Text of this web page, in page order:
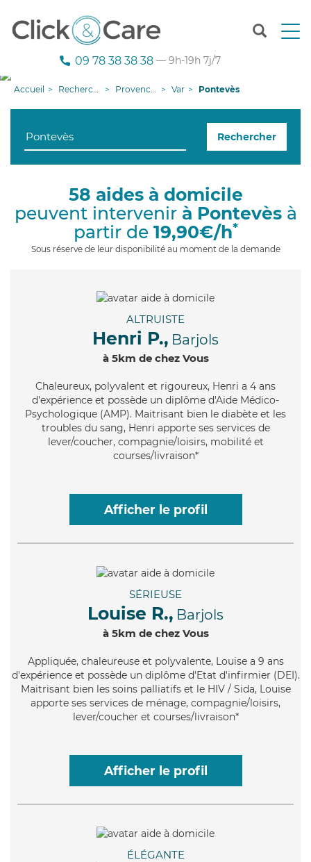
T
n
g
i
09 78 38 38 38 — 9h-19h 7j/7
Accueil Recherche aide à domicile Provence-Alpes-Côte d'Azur Var Pontevès
Rechercher
58 aides à domicile
peuvent intervenir à Pontevèsà
partir de 19,90€/h*
Sous réserve de leur disponibilité au moment de la demande
ALTRUISTE
Henri P., Barjols
à 5km de chez Vous
Chaleureux, polyvalent et rigoureux, Henri a 4 ans
d'expérience et possède un diplôme d'Aide Médico-
Psychologique (AMP). Maitrisant bien le diabète et les
troubles du sang, Henri apporte ses services de
lever/coucher, compagnie/loisirs, mobilité et
courses/livraison*
Afficher le profil
SÉRIEUSE
Louise R., Barjols
à 5km de chez Vous
Appliquée, chaleureuse et polyvalente, Louise a 9 ans
d'expérience et possède un diplôme d'Etat d'infirmier (DEI).
Maitrisant bien les soins palliatifs et le HIV / Sida, Louise
apporte ses services de ménage, compagnie/loisirs,
lever/coucher et courses/livraison*
Afficher le profil
ÉLÉGANTE